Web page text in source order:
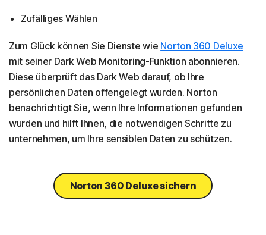
Zufälliges Wählen
Zum Glück können Sie Dienste wie Norton 360 Deluxe
mit seiner Dark Web Monitoring-Funktion abonnieren.
Diese überprüft das Dark Web darauf, ob Ihre
persönlichen Daten offengelegt wurden. Norton
benachrichtigt Sie, wenn Ihre Informationen gefunden
wurden und hilft Ihnen, die notwendigen Schritte zu
unternehmen, um Ihre sensiblen Daten zu schützen.
Norton 360 Deluxe sichern